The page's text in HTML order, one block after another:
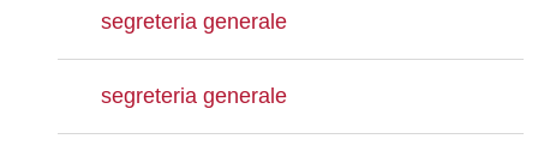
segreteria generale
segreteria generale